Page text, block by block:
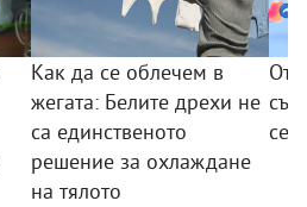
Как да се облечем в
жегата: Белите дрехи не
са единственото
решение за охлаждане
на тялото
От
се